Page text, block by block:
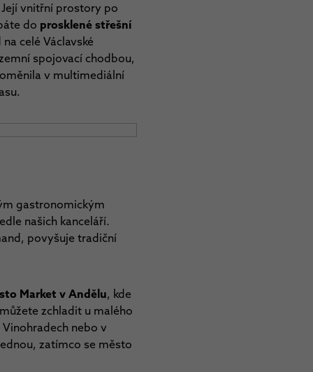
vnitřní prostory po
do prosklené střešní
celé Václavské
spojovací chodbou,
v multimediální
gastronomickým
našich kanceláří.
povyšuje tradiční
Market v Andělu, kde
zchladit u malého
Vinohradech nebo v
zatímco se město